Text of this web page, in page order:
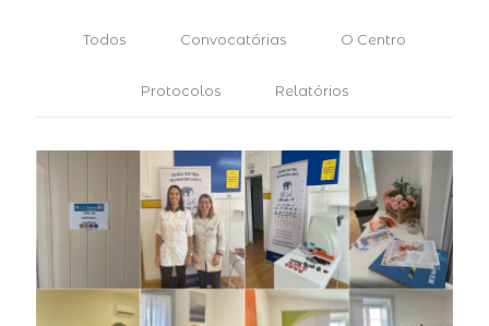
Todos Convocatórias O Centro
Protocolos Relatórios